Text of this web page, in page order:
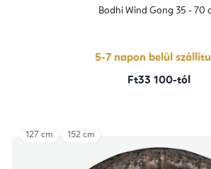
Bodhi Wind Gong 35 - 70
5-7 napon belül
Ft33 100-tól
127 cm 152 cm